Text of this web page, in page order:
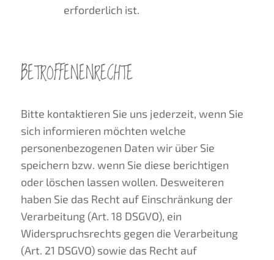
erforderlich ist.
BETROFFENENRECHTE
Bitte kontaktieren Sie uns jederzeit, wenn Sie
sich informieren möchten welche
personenbezogenen Daten wir über Sie
speichern bzw. wenn Sie diese berichtigen
oder löschen lassen wollen. Desweiteren
haben Sie das Recht auf Einschränkung der
Verarbeitung (Art. 18 DSGVO), ein
Widerspruchsrechts gegen die Verarbeitung
(Art. 21 DSGVO) sowie das Recht auf